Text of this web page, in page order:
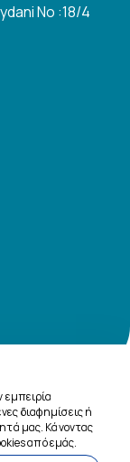
No :18/4
εμπειρία
διαφημίσεις ή
μας. Κάνοντας
από εμάς.